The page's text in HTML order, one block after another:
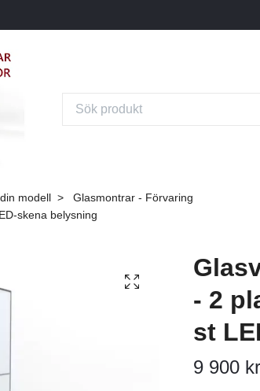
modell
Glasmontrar - Förvaring
skena belysning
- 2
st
9 900 kr